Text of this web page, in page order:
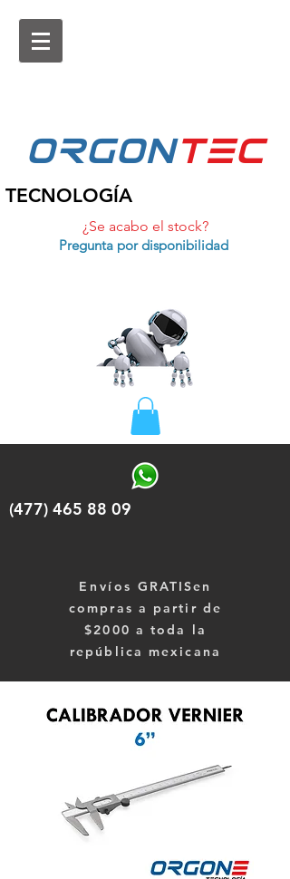
ORGONtEc
TECNOLOGÍA
¿Se acabo el stock?
Pregunta por disponibilidad
(477) 465 88 09
Envíos GRATISen
compras a partir de
$2000 a toda la
república mexicana